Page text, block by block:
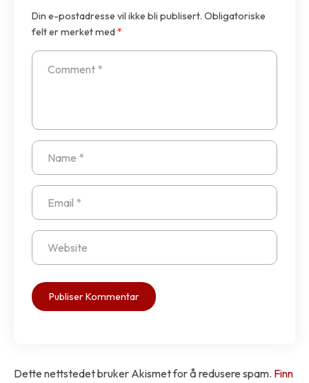
Din e-postadresse vil ikke bli publisert. Obligatoriske
felt er merket med*
Dette nettstedet bruker Akismet for å redusere spam. Finn